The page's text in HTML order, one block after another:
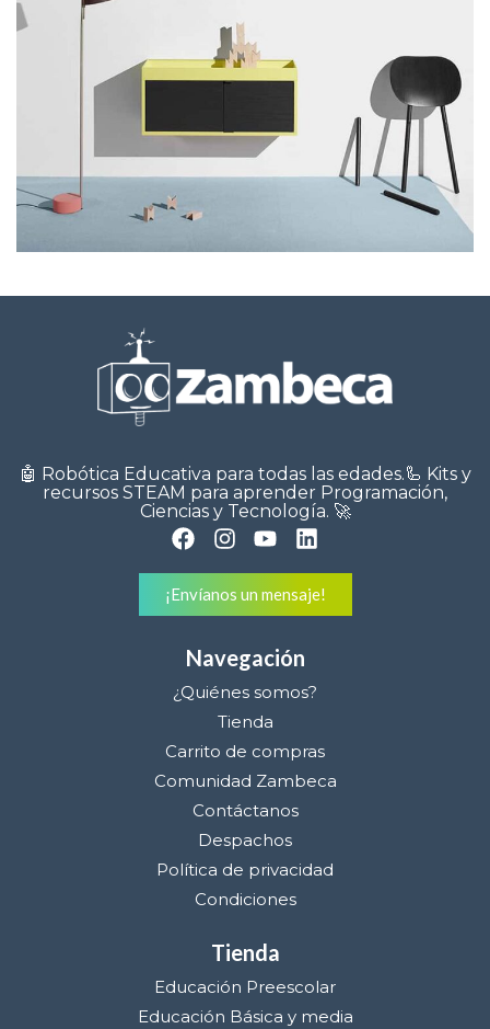
🤖 Robótica Educativa para todas las edades.🦾 Kits y
recursos STEAM para aprender Programación,
Ciencias y Tecnología. 🚀
¡Envíanos un mensaje!
Navegación
¿Quiénes somos?
Tienda
Carrito de compras
Comunidad Zambeca
Contáctanos
Despachos
Política de privacidad
Condiciones
Tienda
Educación Preescolar
Educación Básica y media